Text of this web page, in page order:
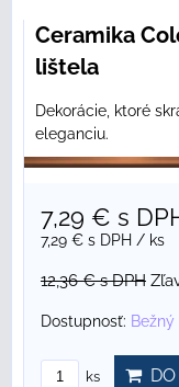
Ceramika
lištela
Dekorácie, ktoré
eleganciu.
7,29 € s
7,29 € s DPH / ks
12,36 €s DPH
Dostupnosť:
ks DO